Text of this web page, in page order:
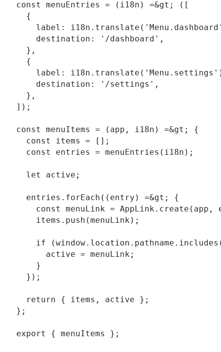
const menuEntries = (i18n) =&gt; ([
  {
label:
    destination: '/dashboard',
  },
  {
label:
    destination: '/settings',
  },
]);
const menuItems = (app, i18n) =&gt; {
  const items = [];
  const entries = menuEntries(i18n);
  let active;
  entries.forEach((entry) =&gt; {
const menuLink = AppLink.create(app,
    items.push(menuLink);
if
      active = menuLink;
    }
  });
  return { items, active };
};
export { menuItems };